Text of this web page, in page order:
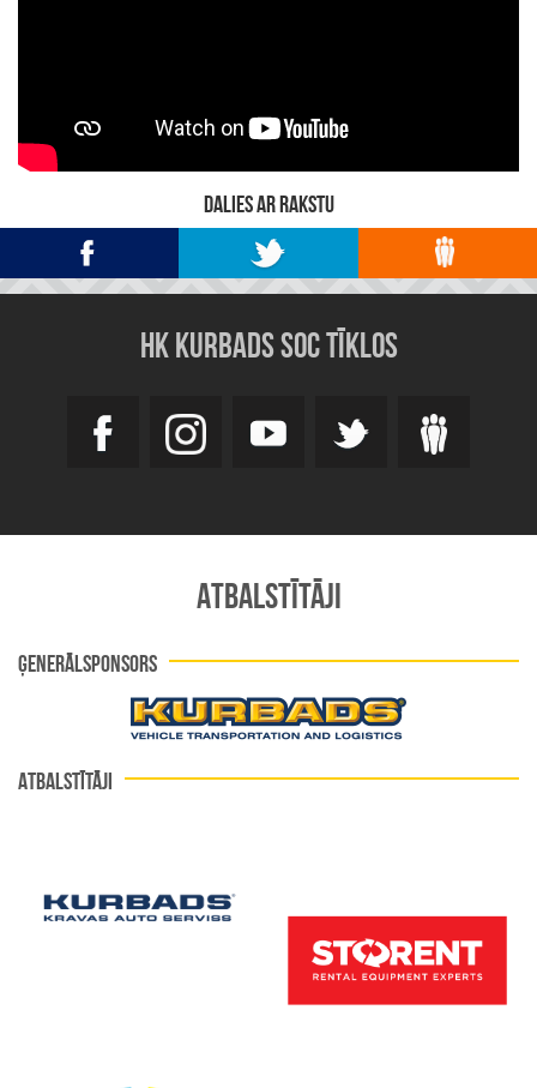
DALIES AR RAKSTU
HK KURBADS SOC TĪKLOS
ATBALSTĪTĀJI
ĢENERĀLSPONSORS
ATBALSTĪTĀJI